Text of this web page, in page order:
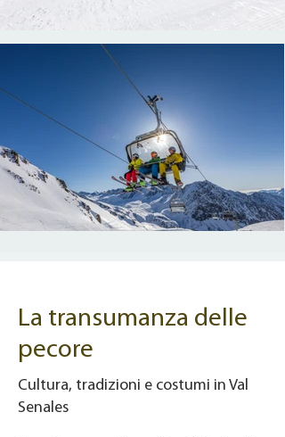
La transumanza delle
pecore
Cultura, tradizioni e costumi in Val
Senales